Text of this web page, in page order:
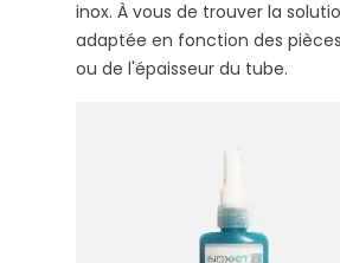
inox. À vous de trouver la
adaptée en fonction des
ou de l'épaisseur du tube.